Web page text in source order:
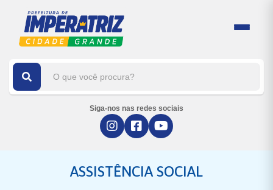
Siga-nos nas redes sociais
ASSISTÊNCIA SOCIAL